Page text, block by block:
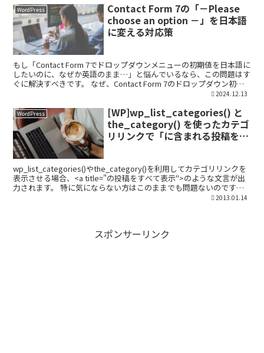
WordPress
Contact Form 7の「－Please
choose an option －」を日本語
に変える対応策
もし「Contact Form 7でドロップダウンメニューの初期値を日本語に
したいのに、なぜか英語のまま…」と悩んでいるなら、この問題はす
ぐに解決すべきです。 なぜ、Contact Form 7のドロップダウン初期
2024.12.13
WordPress
[WP]wp_list_categories() と
the_category() を使ったカテゴ
リリンクで「に含まれる投稿をす
wp_list_categories()やthe_category()を利用してカテゴリリンクを
表示させる場合、<a title="の投稿をすべて表示">のような文言が出
力されます。 特に気にならない方はこのままでも問題ないのです
2013.01.14
スポンサーリンク